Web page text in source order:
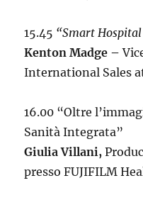
15.45 “Smart
Kenton Madge –
International Sales
16.00 “Oltre
Sanità Integrata”
Giulia Villani,
presso FUJIFILM